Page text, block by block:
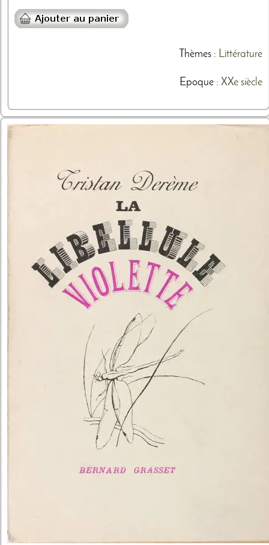
Thèmes: Littérature
Epoque : XXe siècle